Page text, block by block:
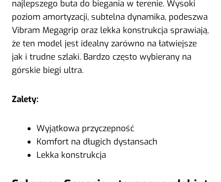
najlepszego buta do biegania w terenie. Wysoki
poziom amortyzacji, subtelna dynamika, podeszwa
Vibram Megagrip oraz lekka konstrukcja sprawiają,
że ten model jest idealny zarówno na łatwiejsze
jak i trudne szlaki. Bardzo często wybierany na
górskie biegi ultra.
Zalety:
Wyjątkowa przyczepność
Komfort na długich dystansach
Lekka konstrukcja